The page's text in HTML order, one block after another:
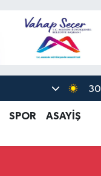
30
SPOR
ASAYİŞ